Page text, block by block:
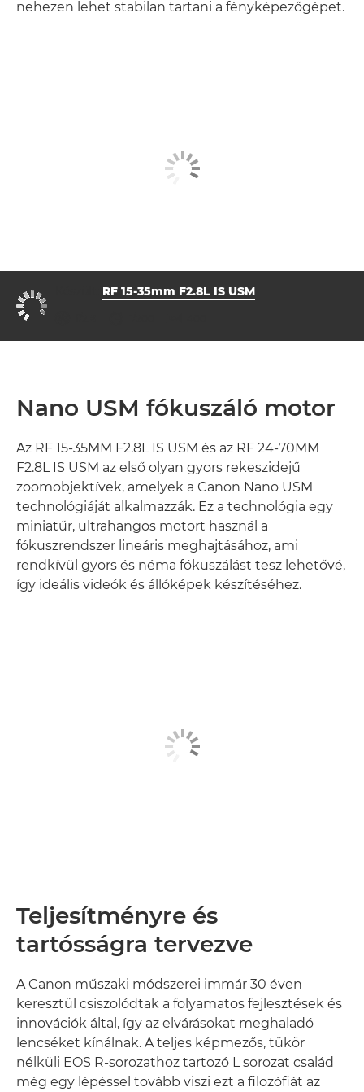
nehezen lehet stabilan tartani a fényképezőgépet.
Nano USM fókuszáló motor
Az RF 15-35MM F2.8L IS USM és az RF 24-70MM
F2.8L IS USM az első olyan gyors rekeszidejű
zoomobjektívek, amelyek a Canon Nano USM
technológiáját alkalmazzák. Ez a technológia egy
miniatűr, ultrahangos motort használ a
fókuszrendszer lineáris meghajtásához, ami
rendkívül gyors és néma fókuszálást tesz lehetővé,
így ideális videók és állóképek készítéséhez.
RF 15-35mm F2.8L IS USM
Teljesítményre és
tartósságra tervezve
A Canon műszaki módszerei immár 30 éven
keresztül csiszolódtak a folyamatos fejlesztések és
innovációk által, így az elvárásokat meghaladó
lencséket kínálnak. A teljes képmezős, tükör
nélküli EOS R-sorozathoz tartozó L sorozat család
még egy lépéssel tovább viszi ezt a filozófiát az